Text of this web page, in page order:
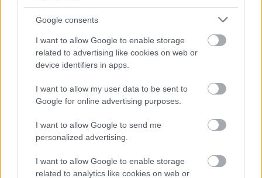
Google consents
I want to allow Google to enable storage
related to advertising like cookies on web or
device identifiers in apps.
I want to allow my user data to be sent to
Google for online advertising purposes.
I want to allow Google to send me
personalized advertising.
I want to allow Google to enable storage
related to analytics like cookies on web or
Információszabadság és mesterséges
intelligencia: Mit tanulhatunk a brit
hatósági útmutatóból?
A mesterséges intelligencia (MI) használata egyre
több területen utat tör, ez alól nem lehet kivétel az
információszabadság (közérdekű ...
Az Európai Bizottság iránymutatása